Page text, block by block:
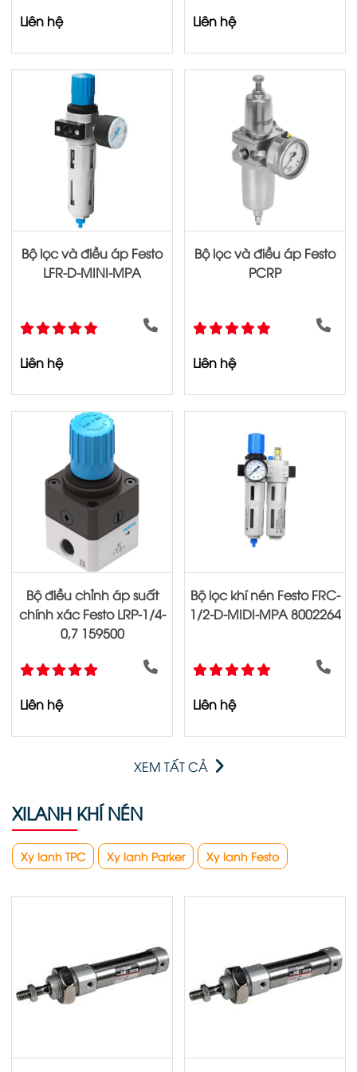
Liên hệ Liên hệ
Bộ lọc và điều áp Festo
LFR-D-MINI-MPA
Liên hệ
Bộ lọc và điều áp Festo
PCRP
Liên hệ
Bộ điều chỉnh áp suất
chính xác Festo LRP-1/4-
0,7 159500
Liên hệ
Bộ lọc khí nén Festo FRC-
1/2-D-MIDI-MPA 8002264
Liên hệ
XEM TẤT CẢ
XILANH KHÍ NÉN
Xy lanh TPC Xy lanh Parker Xy lanh Festo